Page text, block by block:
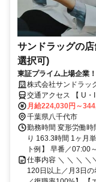
サンドラッグの
選択可)
東証プライム上場企業
マなし／年収例32歳
インの仕事
株式会社サンドラッ
交通アクセス 【 U・I
伴う転勤はありませ
月給224,030円～
千葉県八千代市
勤務時間 変形労働
り 163.3時間 1ヶ月
ト例】 早番／07:00
仕事内容 ＼ ＼ ＼ ＼
120日以上／月3日